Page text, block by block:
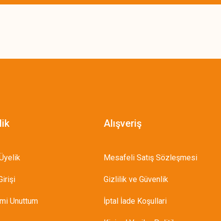
Unuttum
Alışveriş
Mesafeli Satış Sözleşmesi
Gizlilik ve Güvenlik
İptal İade Koşullari